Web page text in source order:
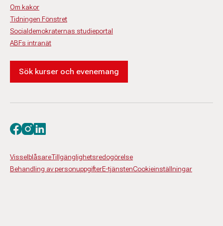
Om kakor
Tidningen Fönstret
Socialdemokraternas studieportal
ABFs intranät
Sök kurser och evenemang
VisselblåsareTillgänglighetsredogörelse
Behandling av personuppgifterE-tjänstenCookieinställningar
Besök oss på facebook
Besök oss på instagram
Besök oss på linkedin